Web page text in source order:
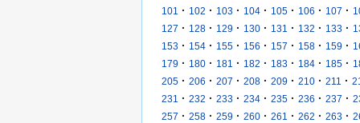
101
· 102 · 103 · 104 · 105 · 106 · 107 ·
127 · 128 · 129 · 130 · 131 · 132 · 133 ·
153 · 154 · 155 · 156 · 157 · 158 · 159 ·
179 · 180 · 181 · 182 · 183 · 184 · 185 ·
205 · 206 · 207 · 208 · 209 · 210 · 211 ·
231
· 232 · 233 · 234 · 235 · 236 · 237 ·
257 · 258 · 259 · 260 · 261 · 262 · 263 ·